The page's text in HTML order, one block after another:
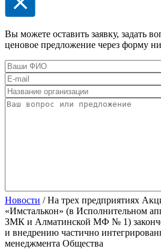
Вы можете оставить заявку, задать
ценовое предложение через форму
Новости /На трех предприятиях
«Имсталькон» (в Исполнительном
ЗМК и Алматинской МФ № 1)
и внедрению частично
менеджмента Общества